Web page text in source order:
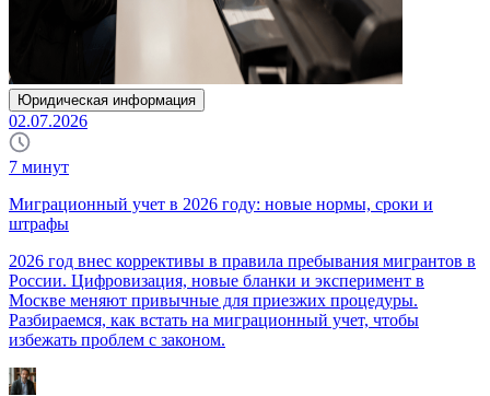
Юридическая информация
02.07.2026
7 минут
Миграционный учет в 2026 году: новые нормы, сроки и
штрафы
2026 год внес коррективы в правила пребывания мигрантов в
России. Цифровизация, новые бланки и эксперимент в
Москве меняют привычные для приезжих процедуры.
Разбираемся, как встать на миграционный учет, чтобы
избежать проблем с законом.